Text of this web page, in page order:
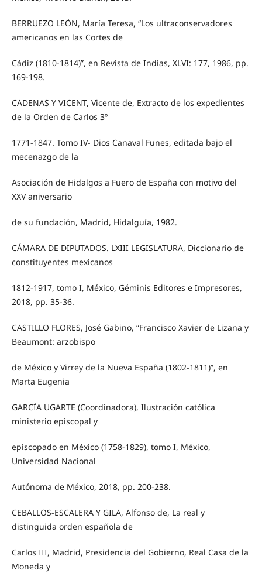
BERRUEZO LEÓN, María Teresa, “Los ultraconservadores
americanos en las Cortes de
Cádiz (1810-1814)”, en Revista de Indias, XLVI: 177, 1986, pp.
169-198.
CADENAS Y VICENT, Vicente de, Extracto de los expedientes
de la Orden de Carlos 3º
1771-1847. Tomo IV- Dios Canaval Funes, editada bajo el
mecenazgo de la
Asociación de Hidalgos a Fuero de España con motivo del
XXV aniversario
de su fundación, Madrid, Hidalguía, 1982.
CÁMARA DE DIPUTADOS. LXIII LEGISLATURA, Diccionario de
constituyentes mexicanos
1812-1917, tomo I, México, Géminis Editores e Impresores,
2018, pp. 35-36.
CASTILLO FLORES, José Gabino, “Francisco Xavier de Lizana y
Beaumont: arzobispo
de México y Virrey de la Nueva España (1802-1811)”, en
Marta Eugenia
GARCÍA UGARTE (Coordinadora), Ilustración católica
ministerio episcopal y
episcopado en México (1758-1829), tomo I, México,
Universidad Nacional
Autónoma de México, 2018, pp. 200-238.
CEBALLOS-ESCALERA Y GILA, Alfonso de, La real y
distinguida orden española de
Carlos III, Madrid, Presidencia del Gobierno, Real Casa de la
Moneda y